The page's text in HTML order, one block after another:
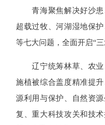
青海聚焦解决好沙
超载过牧、河湖湿地保
等七大问题，全面开启“三
辽宁统筹林草、农
施植被综合盖度精准提
源利用与保护、自然资
复、重大科技攻关和技